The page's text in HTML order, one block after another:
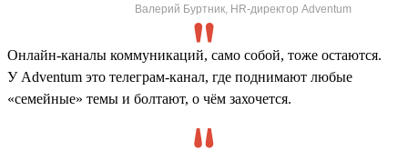
Валерий Буртник, HR-директор Adventum
Онлайн-каналы коммуникаций, само собой, тоже остаются.
У Adventum это телеграм-канал, где поднимают любые
«семейные» темы и болтают, о чём захочется.